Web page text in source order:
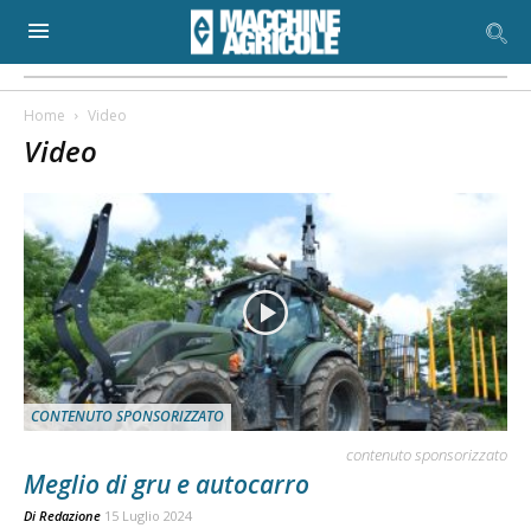
Home Video
Video
CONTENUTO SPONSORIZZATO
contenuto sponsorizzato
Meglio di gru e autocarro
Di Redazione 15 Luglio 2024